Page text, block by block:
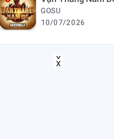
GOSU
10/07/2026
X
X